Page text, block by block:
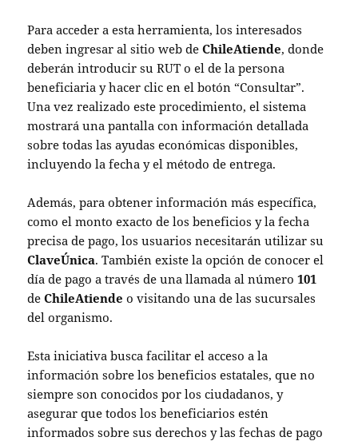
Para acceder a esta herramienta, los interesados
deben ingresar al sitio web deChileAtiende, donde
deberán introducir su RUT o el de la persona
beneficiaria y hacer clic en el botón “Consultar”.
Una vez realizado este procedimiento, el sistema
mostrará una pantalla con información detallada
sobre todas las ayudas económicas disponibles,
incluyendo la fecha y el método de entrega.
Además, para obtener información más específica,
como el monto exacto de los beneficios y la fecha
precisa de pago, los usuarios necesitarán utilizar su
ClaveÚnica. También existe la opción de conocer el
día de pago a través de una llamada al número101
deChileAtiende o visitando una de las sucursales
del organismo.
Esta iniciativa busca facilitar el acceso a la
información sobre los beneficios estatales, que no
siempre son conocidos por los ciudadanos, y
asegurar que todos los beneficiarios estén
informados sobre sus derechos y las fechas de pago